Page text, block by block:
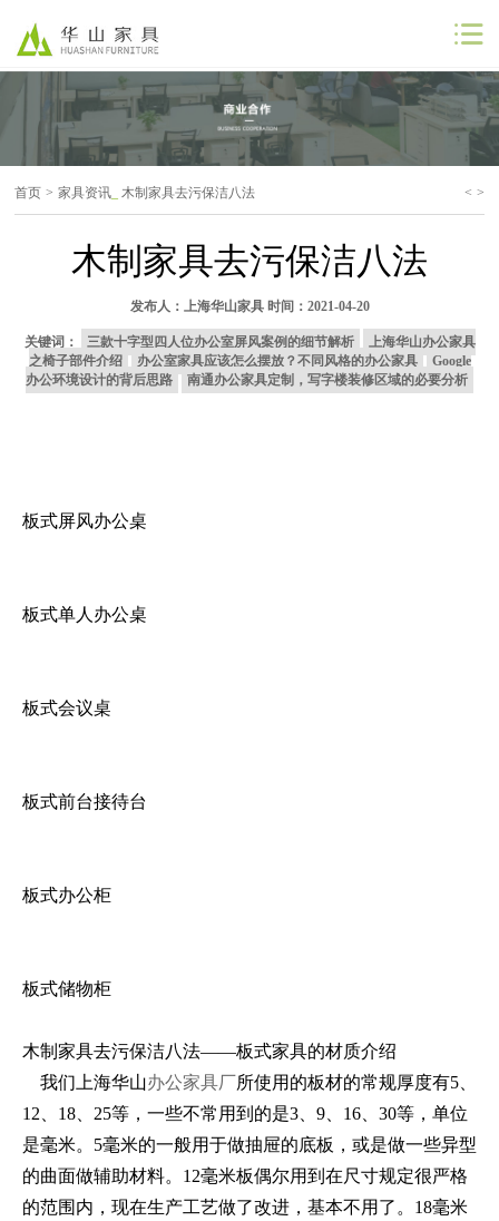
公司首页
公司简介
联系我们
首页 > 家具资讯 _木制家具去污保洁八法 < >
木制家具去污保洁八法
发布人： 上海华山家具时间：2021-04-20
关键词： 三款十字型四人位办公室屏风案例的细节解析
上海华山办公家具
之椅子部件介绍
办公室家具应该怎么摆放？不同风格的办公家具
Google
办公环境设计的背后思路
南通办公家具定制，写字楼装修区域的必要分析
板式屏风办公桌
板式单人办公桌
板式会议桌
板式前台接待台
板式办公柜
板式储物柜
木制家具去污保洁八法――板式家具的材质介绍
我们上海华山办公家具厂所使用的板材的常规厚度有5、
12、18、25等，一些不常用到的是3、9、16、30等，单位
是毫米。5毫米的一般用于做抽屉的底板，或是做一些异型
的曲面做辅助材料。12毫米板偶尔用到在尺寸规定很严格
的范围内，现在生产工艺做了改进，基本不用了。18毫米